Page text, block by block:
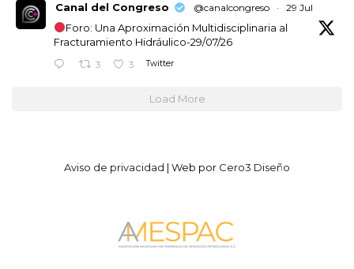
Canal del Congreso @canalcongreso · 29 Jul
Foro: Una Aproximación Multidisciplinaria al
Fracturamiento Hidráulico-29/07/26
3 3 Twitter
Load More
Aviso de privacidad | Web por Cero3 Diseño